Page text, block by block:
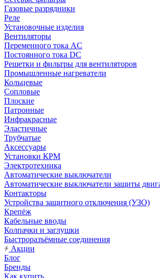
Газовые разрядники
Реле
Установочные изделия
Вентиляторы
Переменного тока AC
Постоянного тока DC
Решетки и фильтры для вентиляторов
Промышленные нагреватели
Кольцевые
Сопловые
Плоские
Патронные
Инфракрасные
Эластичные
Трубчатые
Аксессуары
Установки КРМ
Электротехника
Автоматические выключатели
Автоматические выключатели защиты
Контакторы
Устройства защитного отключения (УЗО)
Крепёж
Кабельные вводы
Колпачки и заглушки
Быстроразъёмные соединения
Акции
Блог
Бренды
Как купить